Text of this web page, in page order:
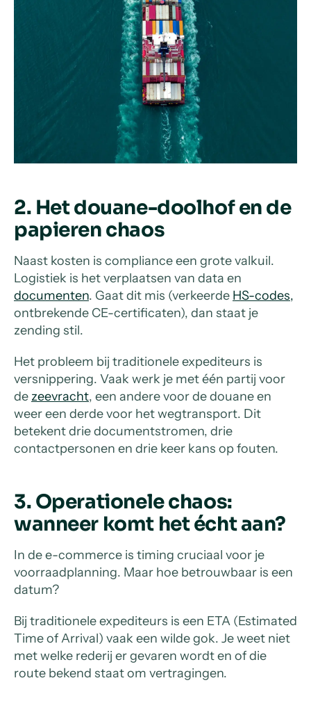
2. Het douane-doolhof en de
papieren chaos
Naast kosten is compliance een grote valkuil.
Logistiek is het verplaatsen van data en
documenten. Gaat dit mis (verkeerde HS-codes,
ontbrekende CE-certificaten), dan staat je
zending stil.
Het probleem bij traditionele expediteurs is
versnippering. Vaak werk je met één partij voor
de zeevracht, een andere voor de douane en
weer een derde voor het wegtransport. Dit
betekent drie documentstromen, drie
contactpersonen en drie keer kans op fouten.
3. Operationele chaos:
wanneer komt het écht aan?
In de e-commerce is timing cruciaal voor je
voorraadplanning. Maar hoe betrouwbaar is een
datum?
Bij traditionele expediteurs is een ETA (Estimated
Time of Arrival) vaak een wilde gok. Je weet niet
met welke rederij er gevaren wordt en of die
route bekend staat om vertragingen.